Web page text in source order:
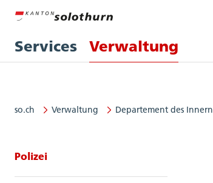
Services Verwaltung
so.ch Verwaltung Departement des Innern
Seitennavigation: Polizei
Polizei